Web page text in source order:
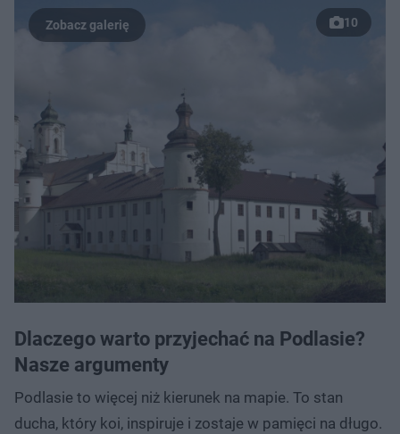
10
Dlaczego warto przyjechać na Podlasie?
Nasze argumenty
Podlasie to więcej niż kierunek na mapie. To stan
ducha, który koi, inspiruje i zostaje w pamięci na długo.